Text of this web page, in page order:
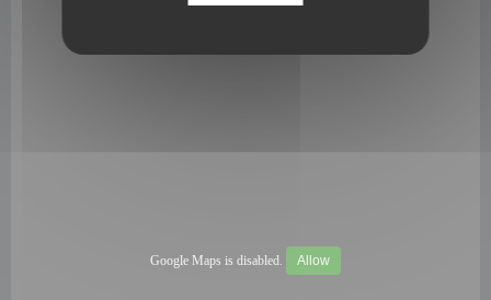
Google Maps is disabled. Allow